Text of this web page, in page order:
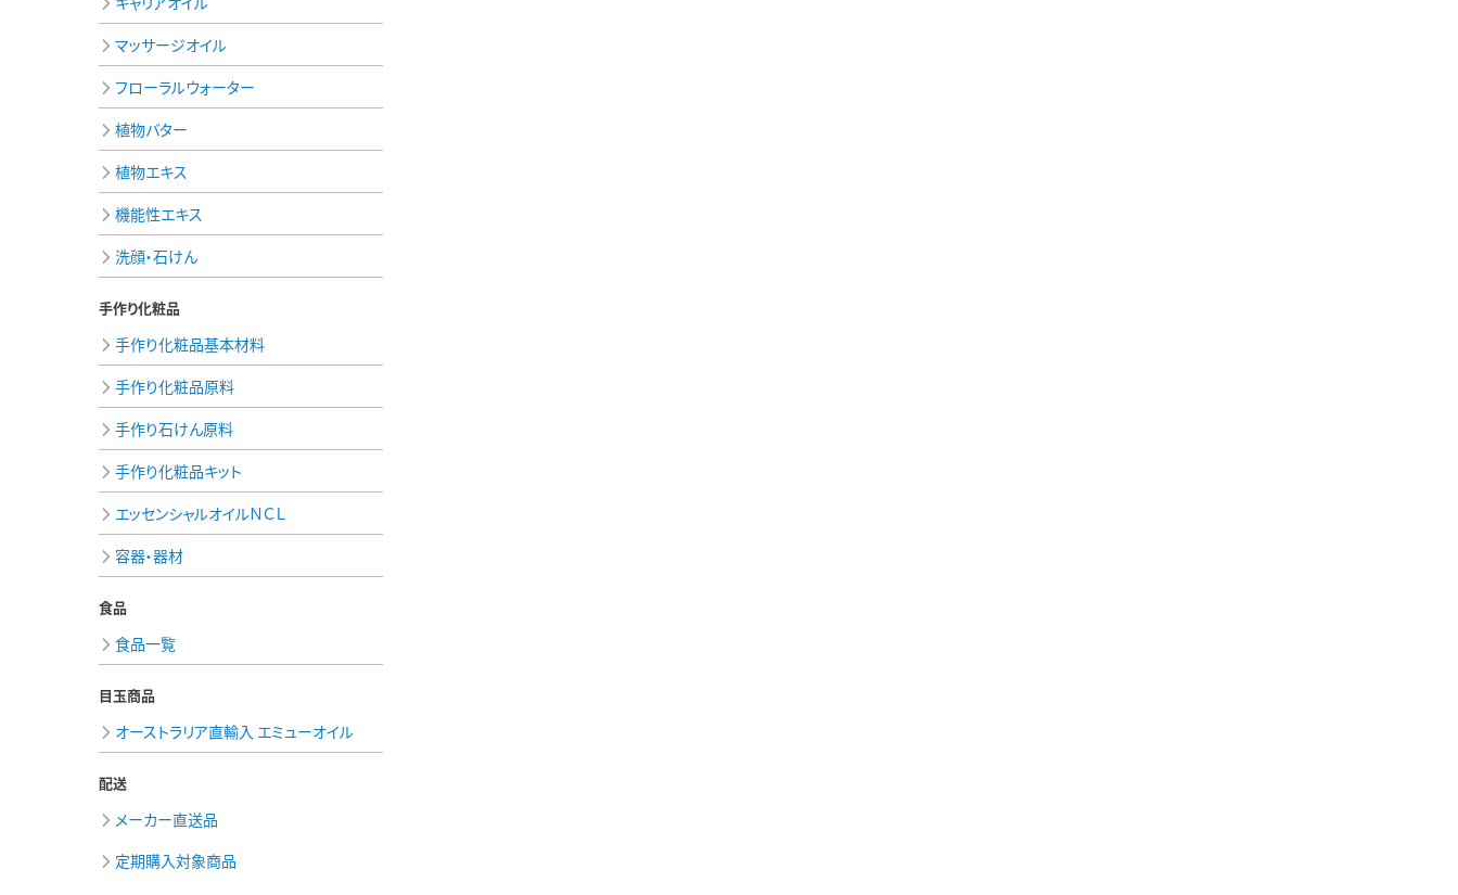
マッサージオイル
フローラルウォーター
植物バター
植物エキス
機能性エキス
洗顔・石けん
手作り化粧品
手作り化粧品基本材料
手作り化粧品原料
手作り石けん原料
手作り化粧品キット
エッセンシャルオイルＮＣＬ
容器・器材
食品
食品一覧
目玉商品
オーストラリア直輸入 エミューオイル
配送
メーカー直送品
定期購入対象商品